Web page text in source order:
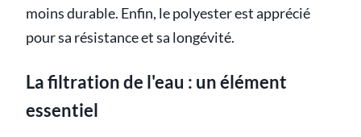
moins durable. Enfin, le polyester est apprécié
pour sa résistance et sa longévité.
La filtration de l'eau : un élément
essentiel